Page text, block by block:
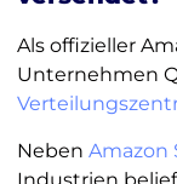
Als offizieller
Unternehmen
Neben Amazon